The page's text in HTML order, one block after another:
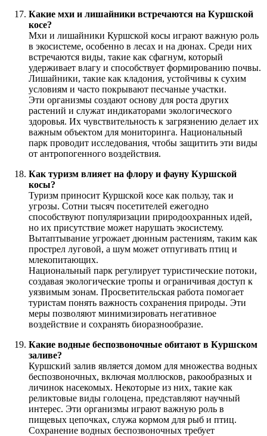
Какие мхи и лишайники встречаются на Куршской
косе?
Мхи и лишайники Куршской косы играют важную роль
в экосистеме, особенно в лесах и на дюнах. Среди них
встречаются виды, такие как сфагнум, который
удерживает влагу и способствует формированию почвы.
Лишайники, такие как кладония, устойчивы к сухим
условиям и часто покрывают песчаные участки.
Эти организмы создают основу для роста других
растений и служат индикаторами экологического
здоровья. Их чувствительность к загрязнению делает их
важным объектом для мониторинга. Национальный
парк проводит исследования, чтобы защитить эти виды
от антропогенного воздействия.
Как туризм влияет на флору и фауну Куршской
косы?
Туризм приносит Куршской косе как пользу, так и
угрозы. Сотни тысяч посетителей ежегодно
способствуют популяризации природоохранных идей,
но их присутствие может нарушать экосистему.
Вытаптывание угрожает дюнным растениям, таким как
прострел луговой, а шум может отпугивать птиц и
млекопитающих.
Национальный парк регулирует туристические потоки,
создавая экологические тропы и ограничивая доступ к
уязвимым зонам. Просветительская работа помогает
туристам понять важность сохранения природы. Эти
меры позволяют минимизировать негативное
воздействие и сохранять биоразнообразие.
Какие водные беспозвоночные обитают в Куршском
заливе?
Куршский залив является домом для множества водных
беспозвоночных, включая моллюсков, ракообразных и
личинок насекомых. Некоторые из них, такие как
реликтовые виды голоцена, представляют научный
интерес. Эти организмы играют важную роль в
пищевых цепочках, служа кормом для рыб и птиц.
Сохранение водных беспозвоночных требует